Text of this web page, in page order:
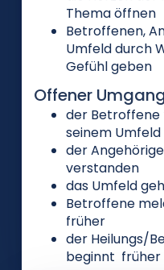
Thema öffnen
Betroffenen,
Umfeld durch
Gefühl geben
Offener
der Betroffene
seinem Umfeld
der
verstanden
das Umfeld
Betroffene
früher
der Heilungs/
beginnt früher